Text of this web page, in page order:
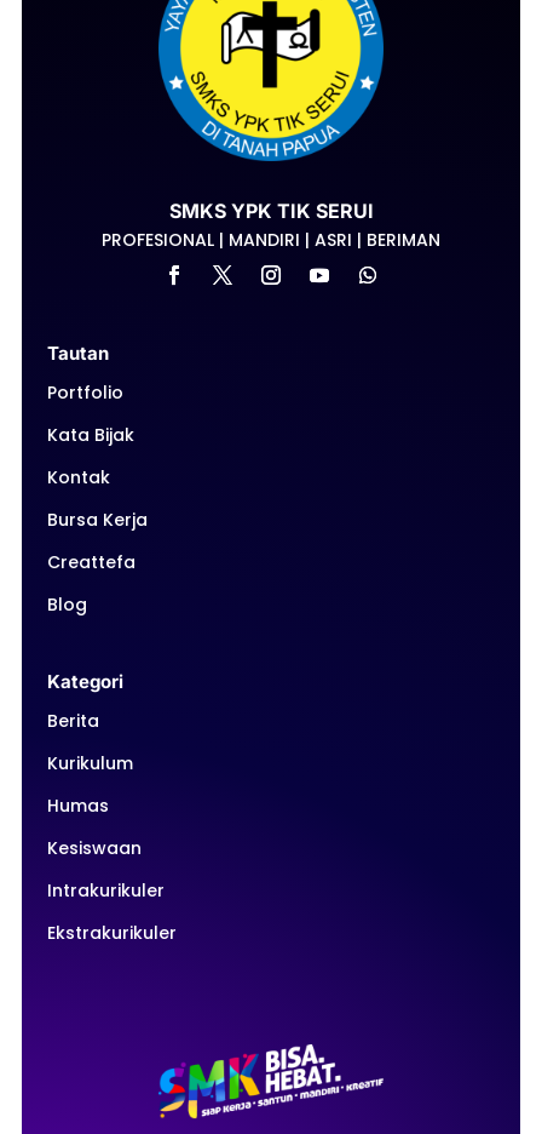
SMKS YPK TIK SERUI
PROFESIONAL | MANDIRI | ASRI | BERIMAN
Tautan
Portfolio
Kata Bijak
Kontak
Bursa Kerja
Creattefa
Blog
Kategori
Berita
Kurikulum
Humas
Kesiswaan
Intrakurikuler
Ekstrakurikuler